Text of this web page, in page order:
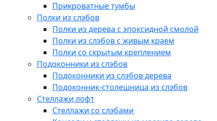
Прикроватные тумбы
Полки из слэбов
Полки из дерева с эпоксидной смолой
Полки из слэбов с живым краем
Полки со скрытым креплением
Подоконники из слэбов
Подоконники из слэбов дерева
Подоконник-столешница из слэбов
Стеллажи лофт
Стеллажи со слэбами